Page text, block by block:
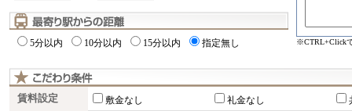
5分以内 10分以内 15分以内 指定無し ※CTRL+Click
賃料設定 敷金なし 礼金なし